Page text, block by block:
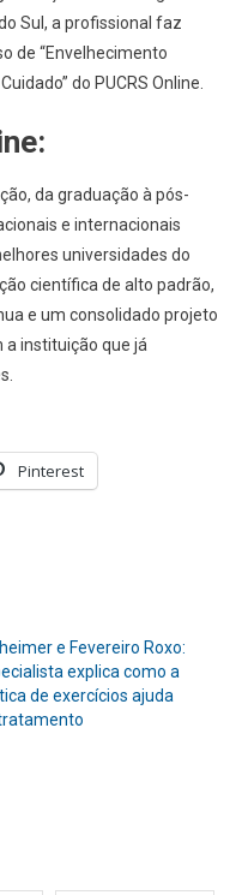
Sul, a profissional faz
de “Envelhecimento
do PUCRS Online.
da graduação à pós-
e internacionais
universidades do
científica de alto padrão,
e um consolidado projeto
instituição que já
Pinterest
e Fevereiro Roxo:
explica como a
de exercícios ajuda